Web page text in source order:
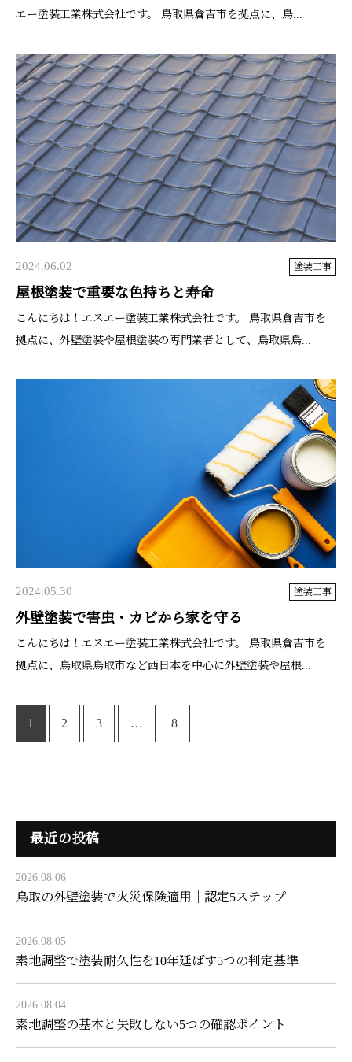
エー塗装工業株式会社です。 鳥取県倉吉市を拠点に、鳥...
2024.06.02 塗装工事
屋根塗装で重要な色持ちと寿命
こんにちは！エスエー塗装工業株式会社です。 鳥取県倉吉市を
拠点に、外壁塗装や屋根塗装の専門業者として、鳥取県鳥...
2024.05.30 塗装工事
外壁塗装で害虫・カビから家を守る
こんにちは！エスエー塗装工業株式会社です。 鳥取県倉吉市を
拠点に、鳥取県鳥取市など西日本を中心に外壁塗装や屋根...
1 2 3 … 8
最近の投稿
2026.08.06
鳥取の外壁塗装で火災保険適用｜認定5ステップ
2026.08.05
素地調整で塗装耐久性を10年延ばす5つの判定基準
2026.08.04
素地調整の基本と失敗しない5つの確認ポイント